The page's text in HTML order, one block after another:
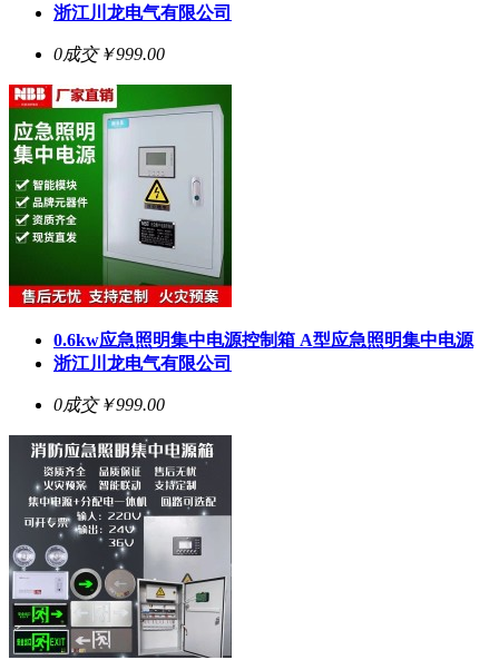
浙江川龙电气有限公司
0成交￥999.00
0.6kw应急照明集中电源控制箱 A型应急照明集中电源
浙江川龙电气有限公司
0成交￥999.00